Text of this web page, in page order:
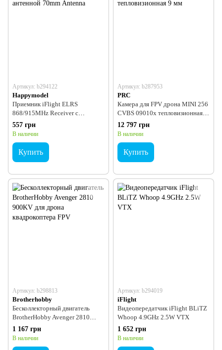
Артикул: b294122
Happymodel
Приемник iFlight ELRS
868/915MHz Receiver с
антенной 70mm Antenna
557 грн
В наличии
Купить
Артикул: b287953
PRC
Камера для FPV дрона MINI 256
CVBS 09010x тепловизионная 9
мм
12 797 грн
В наличии
Купить
Артикул: b298813
Brotherhobby
Бесколлекторный двигатель
BrotherHobby Avenger 2810
900KV для дрона квадрокоптера
FPV
1 167 грн
В наличии
Артикул: b294019
iFlight
Видеопередатчик iFlight BLiTZ
Whoop 4.9GHz 2.5W VTX
1 652 грн
В наличии